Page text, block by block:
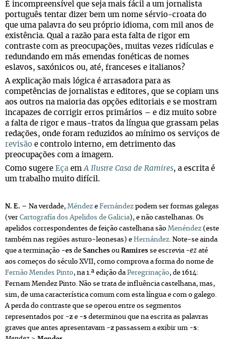
É incompreensível que seja mais fácil a um jornalista
português tentar dizer bem um nome sérvio-croata do
que uma palavra do seu próprio idioma, com mil anos de
existência. Qual a razão para esta falta de rigor em
contraste com as preocupações, muitas vezes ridículas e
redundando em más emendas fonéticas de nomes
eslavos, saxónicos ou, até, franceses e italianos?
A explicação mais lógica é arrasadora para as
competências de jornalistas e editores, que se copiam uns
aos outros na maioria das opções editoriais e se mostram
incapazes de corrigir erros primários – e diz muito sobre
a falta de rigor e maus-tratos da língua que grassam pelas
redações, onde foram reduzidos ao mínimo os serviços de
revisão e controlo interno, em detrimento das
preocupações com a imagem.
Como sugere Eça emA Ilustre Casa de Ramires, a escrita é
um trabalho muito difícil.
N. E. – Na verdade, Méndez e Fernández podem ser formas galegas
(ver Cartografía dos Apelidos de Galicia), e não castelhanas. Os
apelidos correspondentes de feição castelhana são Menéndez (este
também nas regiões asturo-leonesas) e Hernández. Note-se ainda
que a terminação -es de Sanches ou Ramires se escrevia -ez até
aos começos do século XVII, como comprova a forma do nome de
Fernão Mendes Pinto, na 1.ª edição da Peregrinação, de 1614:
Fernam Mendez Pinto. Não se trata de influência castelhana, mas,
sim, de uma característica comum com esta língua e com o galego.
A perda do contraste que se operou entre os segmentos
representados por -z e -s determinou que na escrita as palavras
graves que antes apresentavam -z passassem a exibir um -s: